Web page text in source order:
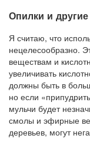
Опилки и
Я считаю, что
нецелесообразно.
веществам и
увеличивать
должны быть в
но если
мульчи будет
смолы и эфирные
деревьев, могут